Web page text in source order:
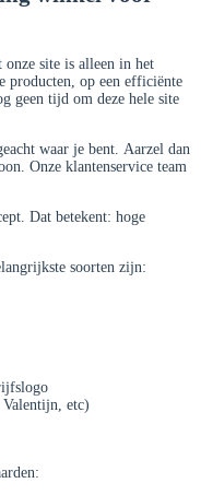
site is alleen in het
producten, op een efficiënte
geen tijd om deze hele site
waar je bent. Aarzel dan
Onze klantenservice team
Dat betekent: hoge
soorten zijn:
Valentijn, etc)